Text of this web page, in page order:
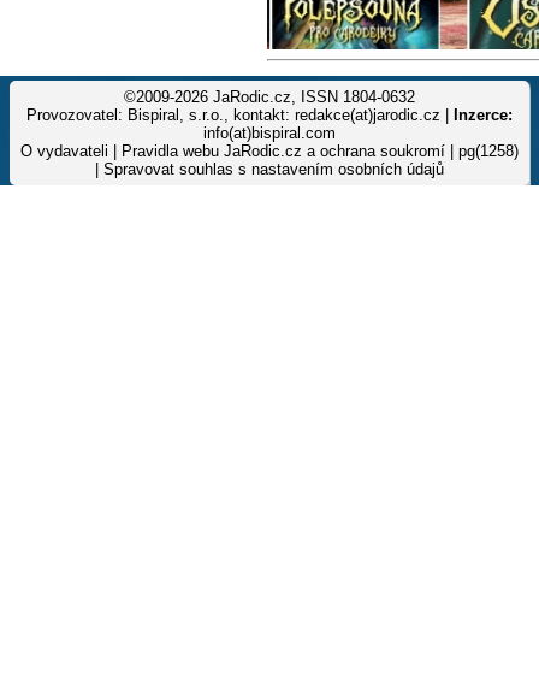
©2009-2026 JaRodic.cz, ISSN 1804-0632
Provozovatel: Bispiral, s.r.o., kontakt: redakce(at)jarodic.cz |
Inzerce:
info(at)bispiral.com
O vydavateli
Pravidla webu JaRodic.cz a ochrana soukromí | pg(1258)
Spravovat souhlas s nastavením osobních údajů